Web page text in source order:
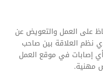
على العمل والتعويض عن
نظم العلاقة بين صاحب
إصابات في موقع العمل
مهنية.